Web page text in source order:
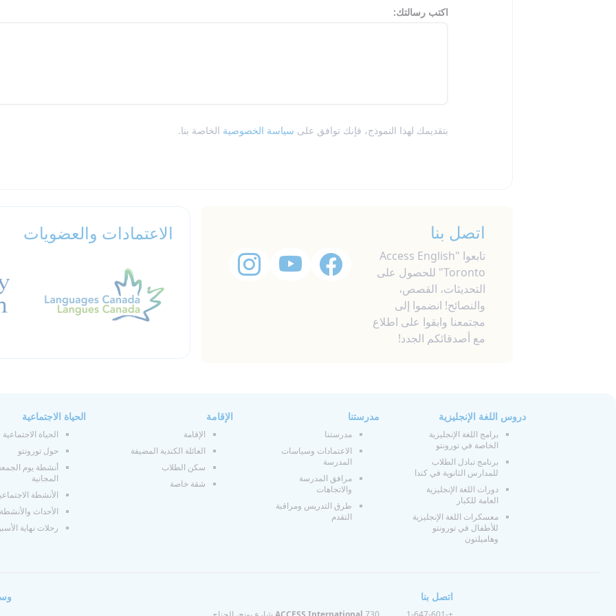
اكتب رسالتك:
بتقديمك لهذا النموذج، فإنك توافق على سياسة الخصوصية الخاصة بنا.
اتصل بنا
تابعوا "Access English
Toronto" للحصول على
التحديثات، القصص،
والنصائح! انضموا إلى
مجتمعنا وابقوا على اطلاع
مع أصدقائكم الجدد!
الاعتمادات والعضويات
دروس اللغة الإنجليزية
برامج اللغة الإنجليزية
الخاصة في تورونتو
برنامج تبادل الطلاب
للمدارس الثانوية في كندا
دورات اللغة الإنجليزية
العامة للكبار
معسكرات اللغة الإنجليزية
للأطفال في تورونتو
وهاميلتون
مدرستنا
مدرستنا
الاعتمادات وسياسات
المدرسة
مرافق المدرسة
والاتجاهات
طرق التدريس ومراقبة
التقدم
الإقامة
الإقامة
العائلة الكندية المضيفة
سكن الطلاب
شقة خاصة
الحياة الاجتماعية
الحياة الاجتماعية
حول تورونتو
أنشطة يوم
المجانية
الأنشطة
الأحداث والأنشطة
رحلات نهاية
اتصل بنا